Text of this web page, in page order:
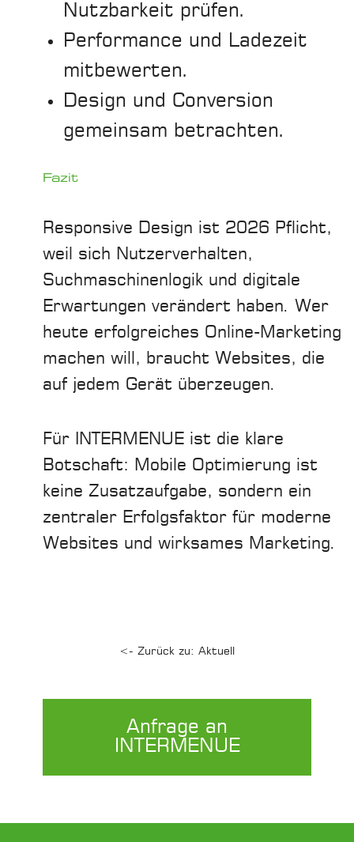
Nutzbarkeit prüfen.
Performance und Ladezeit
mitbewerten.
Design und Conversion
gemeinsam betrachten.
Fazit
Responsive Design ist 2026 Pflicht,
weil sich Nutzerverhalten,
Suchmaschinenlogik und digitale
Erwartungen verändert haben. Wer
heute erfolgreiches Online-Marketing
machen will, braucht Websites, die
auf jedem Gerät überzeugen.
Für INTERMENUE ist die klare
Botschaft: Mobile Optimierung ist
keine Zusatzaufgabe, sondern ein
zentraler Erfolgsfaktor für moderne
Websites und wirksames Marketing.
<- Zurück zu: Aktuell
Anfrage an
INTERMENUE